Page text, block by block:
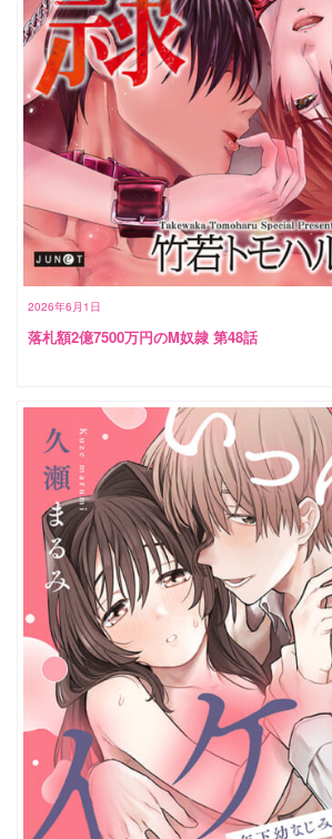
2026年6月1日
落札額2億7500万円のM奴隷 第48話